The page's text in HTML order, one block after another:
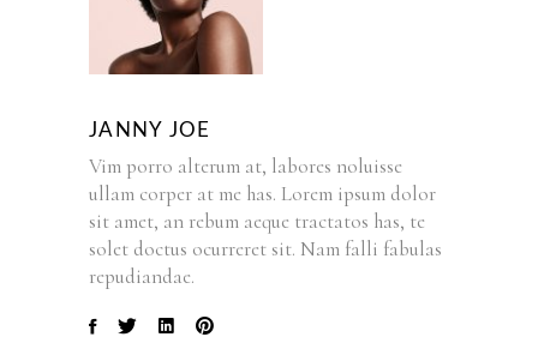
JANNY JOE
Vim porro alterum at, labores noluisse
ullam corper at me has. Lorem ipsum dolor
sit amet, an rebum aeque tractatos has, te
solet doctus ocurreret sit. Nam falli fabulas
repudiandae.